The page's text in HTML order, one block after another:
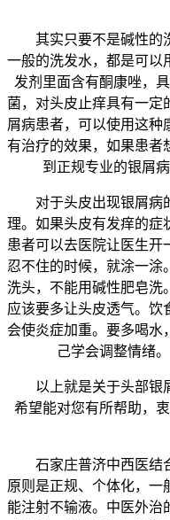
其实只要不是碱性的洗
一般的洗发水，都是可以
发剂里面含有酮康唑，
菌，对头皮止痒具有一定
屑病患者，可以使用这种
有治疗的效果，如果患者
到正规专业的银屑
对于头皮出现银屑病
理。如果头皮有发痒的症
患者可以去医院让医生开
忍不住的时候，就涂一涂
洗头，不能用碱性肥皂洗
应该要多让头皮透气。饮
会使炎症加重。要多喝水
己学会调整情绪
以上就是关于头部银屑
希望能对您有所帮助，
石家庄普济中西医结
原则是正规、个体化，一
能注射不输液。中医外治